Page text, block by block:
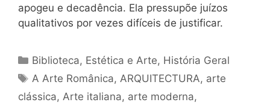
apogeu e decadência. Ela pressupõe juízos
qualitativos por vezes difíceis de justificar.
Categorias
Biblioteca, Estética e Arte, História Geral
Tags
A Arte Românica,ARQUITECTURA, arte
clássica, Arte italiana, arte moderna,